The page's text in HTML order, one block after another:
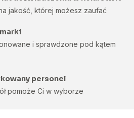
jakość, której możesz zaufać
i sprawdzone pod kątem
personel
pomoże Ci w wyborze